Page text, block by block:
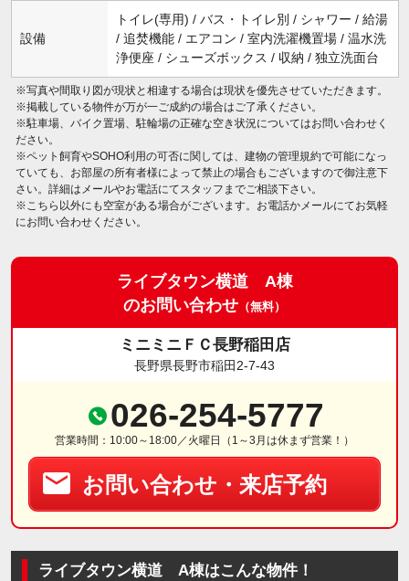
設備
トイレ(専用) / バス・トイレ別 / シャワー / 給湯
/ 追焚機能 / エアコン / 室内洗濯機置場 / 温水洗
浄便座 / シューズボックス / 収納 / 独立洗面台
※写真や間取り図が現状と相違する場合は現状を優先させていただきます。
※掲載している物件が万が一ご成約の場合はご了承ください。
※駐車場、バイク置場、駐輪場の正確な空き状況についてはお問い合わせく
ださい。
※ペット飼育やSOHO利用の可否に関しては、建物の管理規約で可能になっ
ていても、お部屋の所有者様によって禁止の場合もございますので御注意下
さい。詳細はメールやお電話にてスタッフまでご相談下さい。
※こちら以外にも空室がある場合がございます。お電話かメールにてお気軽
にお問い合わせください。
ライブタウン横道 A棟
のお問い合わせ （無料）
ミニミニＦＣ長野稲田店
長野県長野市稲田2-7-43
026-254-5777
営業時間：10:00～18:00／火曜日（1～3月は休まず営業！）
お問い合わせ・来店予約
ライブタウン横道 A棟はこんな物件！